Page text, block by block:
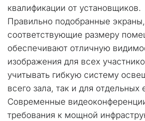
квалификации от установщиков.
Правильно подобранные экраны,
соответствующие размеру
обеспечивают отличную
изображения для всех
учитывать гибкую систему
всего зала, так и для отдельных
Современные
требования к мощной